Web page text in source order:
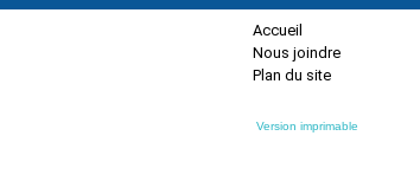
Accueil
Nous joindre
Plan du site
Version imprimable